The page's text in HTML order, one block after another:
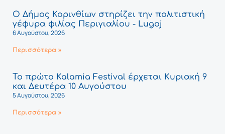
Ο Δήμος Κορινθίων στηρίζει την πολιτιστική
γέφυρα φιλίας Περιγιαλίου - Lugoj
6 Αυγούστου, 2026
Περισσότερα »
Το πρώτο Kalamia Festival έρχεται Κυριακή 9
και Δευτέρα 10 Αυγούστου
5 Αυγούστου, 2026
Περισσότερα »